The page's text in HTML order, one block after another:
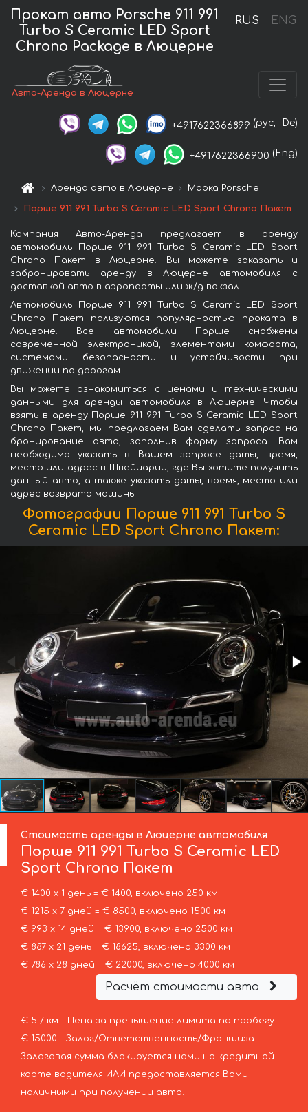
RUS ENG
Прокат авто Porsche 911 991
Turbo S Ceramic LED Sport
Chrono Package в Люцерне
Авто-Аренда в Люцерне
+4917622366899 (рус, De)
+4917622366900 (Eng)
Аренда авто в Люцерне Марка Porsche
Порше 911 991 Turbo S Ceramic LED Sport Chrono Пакет
Компания Авто-Аренда предлагает в аренду
автомобиль Порше 911 991 Turbo S Ceramic LED Sport
Chrono Пакет в Люцерне. Вы можете заказать и
забронировать аренду в Люцерне автомобиля с
доставкой авто в аэропорты или ж/д вокзал.
Автомобиль Порше 911 991 Turbo S Ceramic LED Sport
Chrono Пакет пользуются популярностью проката в
Люцерне. Все автомобили Порше снабжены
современной электроникой, элементами комфорта,
системами безопасности и устойчивости при
движении по дорогам.
Вы можете ознакомиться с ценами и техническими
данными для аренды автомобиля в Люцерне. Чтобы
взять в аренду Порше 911 991 Turbo S Ceramic LED Sport
Chrono Пакет, мы предлагаем Вам сделать запрос на
бронирование авто, заполнив форму запроса. Вам
необходимо указать в Вашем запросе даты, время,
место или адрес в Швейцарии, где Вы хотите получить
данный авто, а также указать даты, время, место или
адрес возврата машины.
Фотографии Порше 911 991 Turbo S
Ceramic LED Sport Chrono Пакет:
Стоимость аренды в Люцерне автомобиля
Порше 911 991 Turbo S Ceramic LED
Sport Chrono Пакет
€ 1400 х 1 день = € 1400, включено 250 км
€ 1215 х 7 дней = € 8500, включено 1500 км
€ 993 х 14 дней = € 13900, включено 2500 км
€ 887 х 21 день = € 18625, включено 3300 км
€ 786 х 28 дней = € 22000, включено 4000 км
Расчёт стоимости авто
€ 5 / км – Цена за превышение лимита по пробегу
€ 15000 – Залог/Ответственность/Франшиза.
Залоговая сумма блокируется нами на кредитной
карте водителя ИЛИ предоставляется Вами
наличными при получении авто.